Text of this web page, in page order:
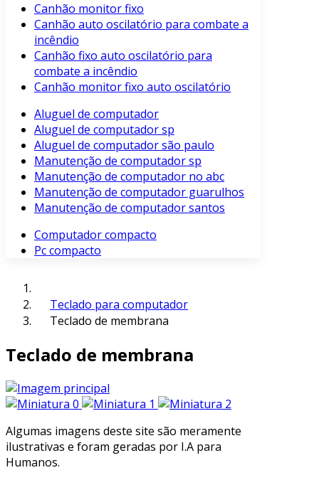
Canhão monitor fixo
Canhão auto oscilatório para combate a
incêndio
Canhão fixo auto oscilatório para
combate a incêndio
Canhão monitor fixo auto oscilatório
Aluguel de computador
Aluguel de computador sp
Aluguel de computador são paulo
Manutenção de computador sp
Manutenção de computador no abc
Manutenção de computador guarulhos
Manutenção de computador santos
Computador compacto
Pc compacto
Teclado para computador
Teclado de membrana
Teclado de membrana
Algumas imagens deste site são meramente
ilustrativas e foram geradas por I.A para
Humanos.